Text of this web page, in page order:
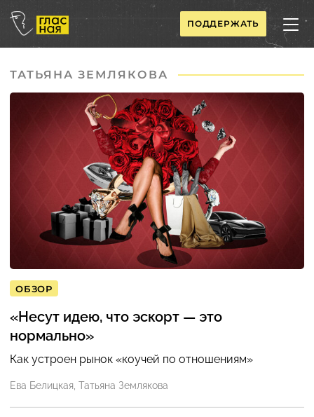
ПОДДЕРЖАТЬ
ТАТЬЯНА ЗЕМЛЯКОВА
ОБЗОР
«Несут идею, что эскорт — это
нормально»
Как устроен рынок «коучей по отношениям»
Ева Белицкая Татьяна Землякова